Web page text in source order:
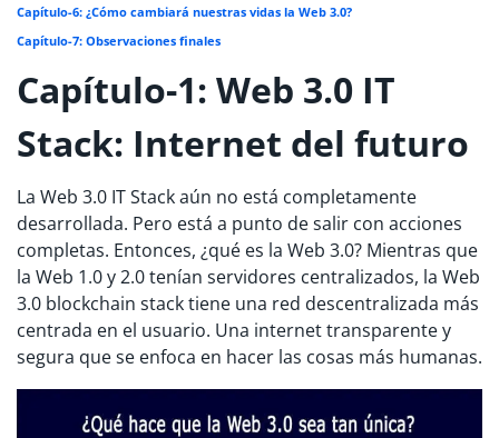
Capítulo-6: ¿Cómo cambiará nuestras vidas la Web 3.0?
Capítulo-7: Observaciones finales
Capítulo-1: Web 3.0 IT
Stack: Internet del futuro
La Web 3.0 IT Stack aún no está completamente
desarrollada. Pero está a punto de salir con acciones
completas. Entonces, ¿qué es la Web 3.0? Mientras que
la Web 1.0 y 2.0 tenían servidores centralizados, la Web
3.0 blockchain stack tiene una red descentralizada más
centrada en el usuario. Una internet transparente y
segura que se enfoca en hacer las cosas más humanas.